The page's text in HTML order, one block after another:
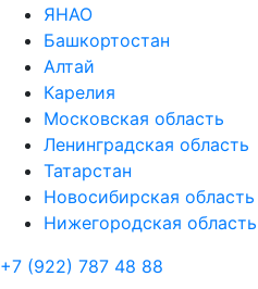
ЯНАО
Башкортостан
Алтай
Карелия
Московская область
Ленинградская область
Татарстан
Новосибирская область
Нижегородская область
+7 (922) 787 48 88